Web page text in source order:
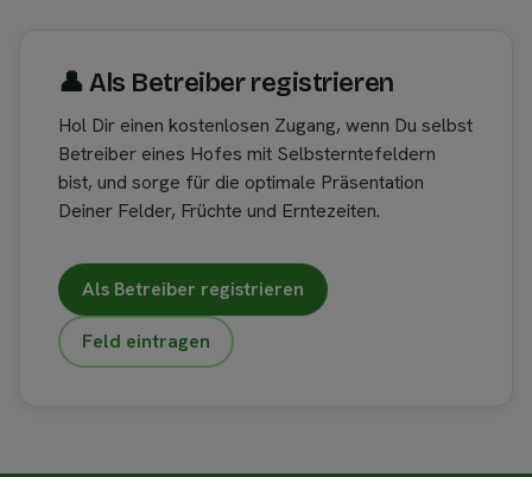
👤︎ Als Betreiber registrieren
Hol Dir einen kostenlosen Zugang, wenn Du selbst
Betreiber eines Hofes mit Selbsterntefeldern
bist, und sorge für die optimale Präsentation
Deiner Felder, Früchte und Erntezeiten.
Als Betreiber registrieren
Feld eintragen